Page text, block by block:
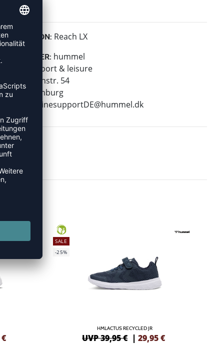
KOLLEKTION: Reach LX
HERSTELLER: hummel
hummel sport & leisure
Leverkusenstr. 54
22761 Hamburg
onlinesupportDE@hummel.dk
€
GREEN
SALE
-25%
HMLACTUS RECYCLED JR
UVP 39,95 € |29,95€